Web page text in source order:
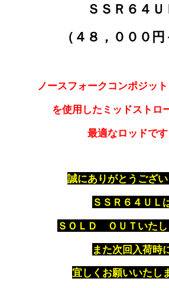
ＳＳＲ６４Ｕ
（４８，０００円
ノースフォークコンポジッ
を使用した ミッドストロ
最適なロッドです
誠にありがとうござい
ＳＳＲ６４ＵＬ
ＳＯＬＤ ＯＵＴいたし
また次回入荷時
宜しくお願いいたし